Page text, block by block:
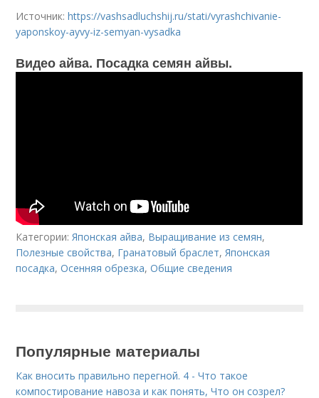
Источник:https://vashsadluchshij.ru/stati/vyrashchivanie-
yaponskoy-ayvy-iz-semyan-vysadka
Видео айва. Посадка семян айвы.
Категории: Японская айва, Выращивание из семян,
Полезные свойства, Гранатовый браслет, Японская
посадка,Осенняя обрезка,Общие сведения
Популярные материалы
Как вносить правильно перегной. 4 - Что такое
компостирование навоза и как понять, Что он созрел?